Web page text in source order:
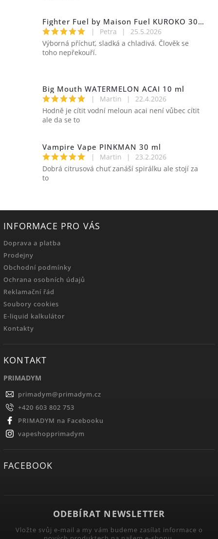
Fighter Fuel by Maison Fuel KUROKO 30 ml
| Petra |
25.5.2026
Výborná příchuť, sladká a chladivá. Člověk se
toho nepřekouří.
Big Mouth WATERMELON ACAI 10 ml
| Martin |
22.4.2026
Hodně je cítit vodní meloun acai není vůbec cítit
ale da se to
Vampire Vape PINKMAN 30 ml
| Martin |
23.2.2026
Dobrá citrusová chuť zanáší spirálku ale stojí za
to
INFORMACE PRO VÁS
Doprava a platba
Prodejny
Obchodní podmínky
Ochrana osobních údajů
Reklamační řád
Soubory cookies
E-liquid kalkulátor
Kontakty
KONTAKT
PRIMADYM
primadym@primadym.cz
+420 603 802 753
PRIMADYM na Facebooku
vapeshopprimadym
FACEBOOK
ODEBÍRAT NEWSLETTER
Vložte svůj e-mail a my vám budeme zasílat informace o